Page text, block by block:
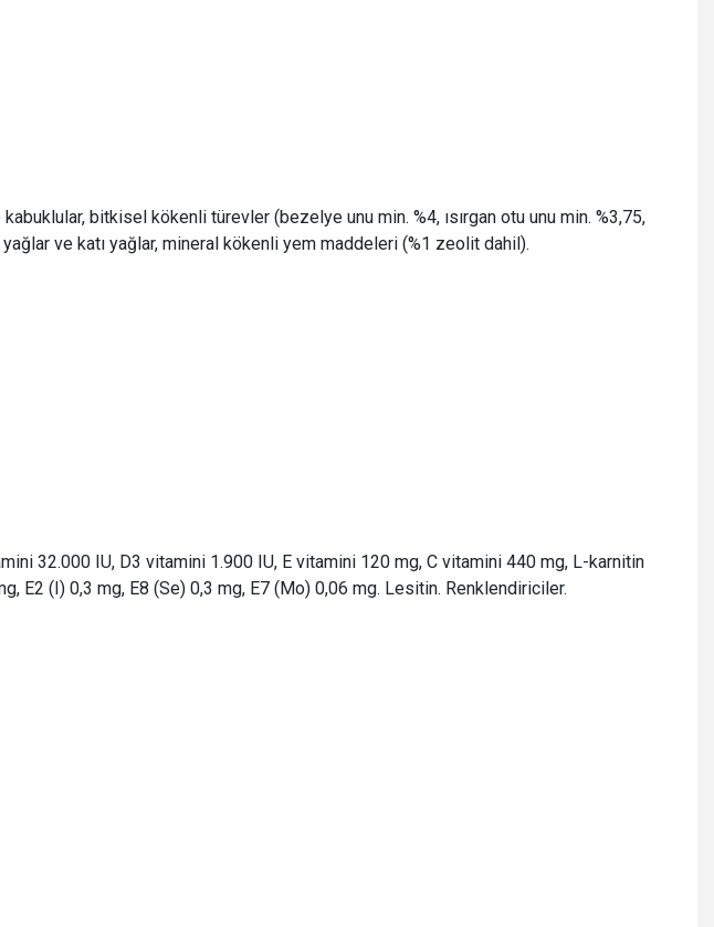
bitkisel kökenli türevler (bezelye unu min. %4, ısırgan otu unu min. %3,75,
ve katı yağlar, mineral kökenli yem maddeleri (%1 zeolit dahil).
32.000 IU, D3 vitamini 1.900 IU, E vitamini 120 mg, C vitamini 440 mg, L-karnitin
E2 (I) 0,3 mg, E8 (Se) 0,3 mg, E7 (Mo) 0,06 mg. Lesitin. Renklendiriciler.